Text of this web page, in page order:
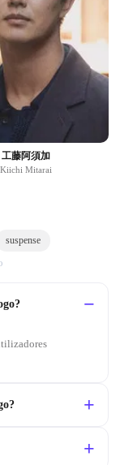
工藤阿須加
Kiichi Mitarai
suspense